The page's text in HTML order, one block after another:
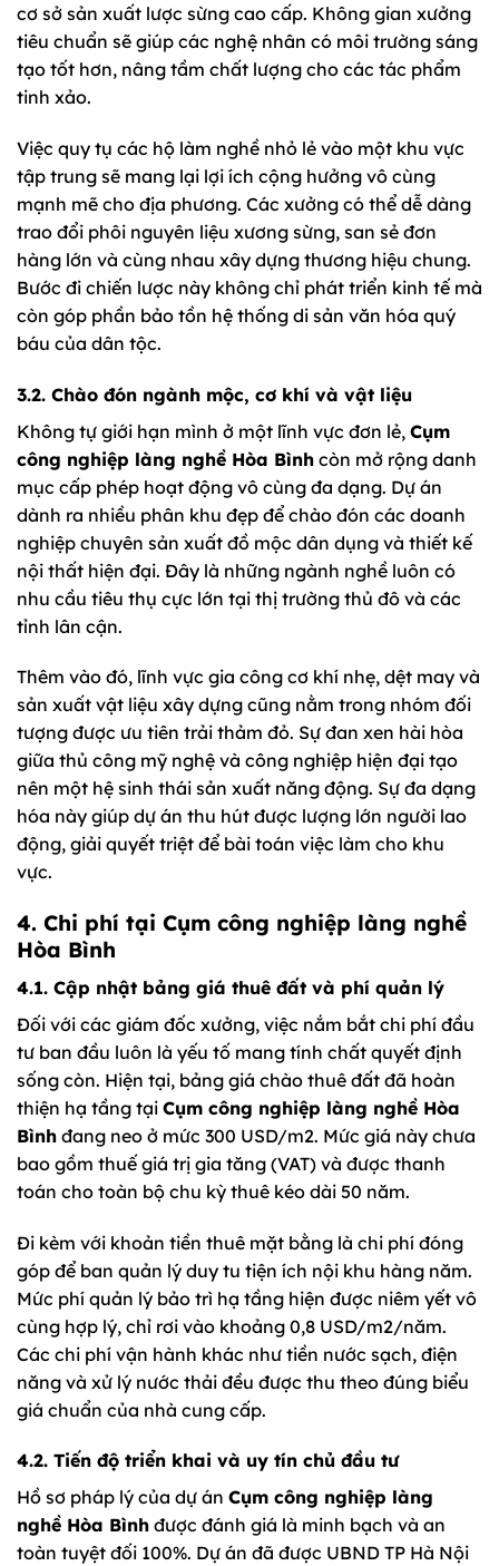
cơ sở sản xuất lược sừng cao cấp. Không gian xưởng
tiêu chuẩn sẽ giúp các nghệ nhân có môi trường sáng
tạo tốt hơn, nâng tầm chất lượng cho các tác phẩm
tinh xảo.
Việc quy tụ các hộ làm nghề nhỏ lẻ vào một khu vực
tập trung sẽ mang lại lợi ích cộng hưởng vô cùng
mạnh mẽ cho địa phương. Các xưởng có thể dễ dàng
trao đổi phôi nguyên liệu xương sừng, san sẻ đơn
hàng lớn và cùng nhau xây dựng thương hiệu chung.
Bước đi chiến lược này không chỉ phát triển kinh tế mà
còn góp phần bảo tồn hệ thống di sản văn hóa quý
báu của dân tộc.
3.2. Chào đón ngành mộc, cơ khí và vật liệu
Không tự giới hạn mình ở một lĩnh vực đơn lẻ, Cụm
công nghiệp làng nghề Hòa Bình còn mở rộng danh
mục cấp phép hoạt động vô cùng đa dạng. Dự án
dành ra nhiều phân khu đẹp để chào đón các doanh
nghiệp chuyên sản xuất đồ mộc dân dụng và thiết kế
nội thất hiện đại. Đây là những ngành nghề luôn có
nhu cầu tiêu thụ cực lớn tại thị trường thủ đô và các
tỉnh lân cận.
Thêm vào đó, lĩnh vực gia công cơ khí nhẹ, dệt may và
sản xuất vật liệu xây dựng cũng nằm trong nhóm đối
tượng được ưu tiên trải thảm đỏ. Sự đan xen hài hòa
giữa thủ công mỹ nghệ và công nghiệp hiện đại tạo
nên một hệ sinh thái sản xuất năng động. Sự đa dạng
hóa này giúp dự án thu hút được lượng lớn người lao
động, giải quyết triệt để bài toán việc làm cho khu
vực.
4. Chi phí tại Cụm công nghiệp làng nghề
Hòa Bình
4.1. Cập nhật bảng giá thuê đất và phí quản lý
Đối với các giám đốc xưởng, việc nắm bắt chi phí đầu
tư ban đầu luôn là yếu tố mang tính chất quyết định
sống còn. Hiện tại, bảng giá chào thuê đất đã hoàn
thiện hạ tầng tại Cụm công nghiệp làng nghề Hòa
Bình đang neo ở mức 300 USD/m2. Mức giá này chưa
bao gồm thuế giá trị gia tăng (VAT) và được thanh
toán cho toàn bộ chu kỳ thuê kéo dài 50 năm.
Đi kèm với khoản tiền thuê mặt bằng là chi phí đóng
góp để ban quản lý duy tu tiện ích nội khu hàng năm.
Mức phí quản lý bảo trì hạ tầng hiện được niêm yết vô
cùng hợp lý, chỉ rơi vào khoảng 0,8 USD/m2/năm.
Các chi phí vận hành khác như tiền nước sạch, điện
năng và xử lý nước thải đều được thu theo đúng biểu
giá chuẩn của nhà cung cấp.
4.2. Tiến độ triển khai và uy tín chủ đầu tư
Hồ sơ pháp lý của dự án Cụm công nghiệp làng
nghề Hòa Bình được đánh giá là minh bạch và an
toàn tuyệt đối 100%. Dự án đã được UBND TP Hà Nội